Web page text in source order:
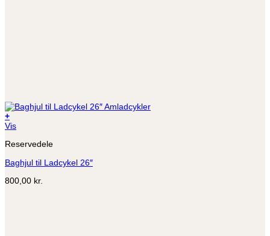
+
Dette
har
varianter.
kan
Vis
Reservedele
Baghjul til Ladcykel 26″
800,00 kr.